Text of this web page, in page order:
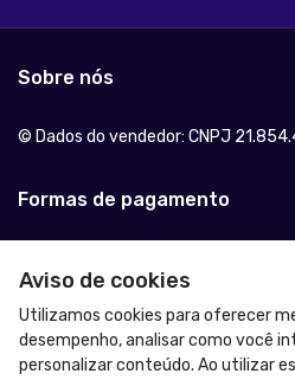
Aviso de cookies
Utilizamos cookies para oferecer
desempenho, analisar como você
personalizar conteúdo. Ao utilizar
Sobre nós
© Dados do vendedor: CNPJ
Formas de pagamento